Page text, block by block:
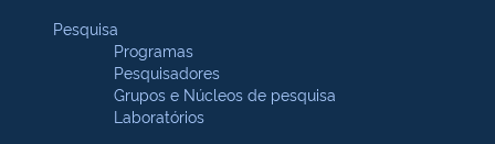
Pesquisa
Programas
Pesquisadores
Grupos e Núcleos de pesquisa
Laboratórios